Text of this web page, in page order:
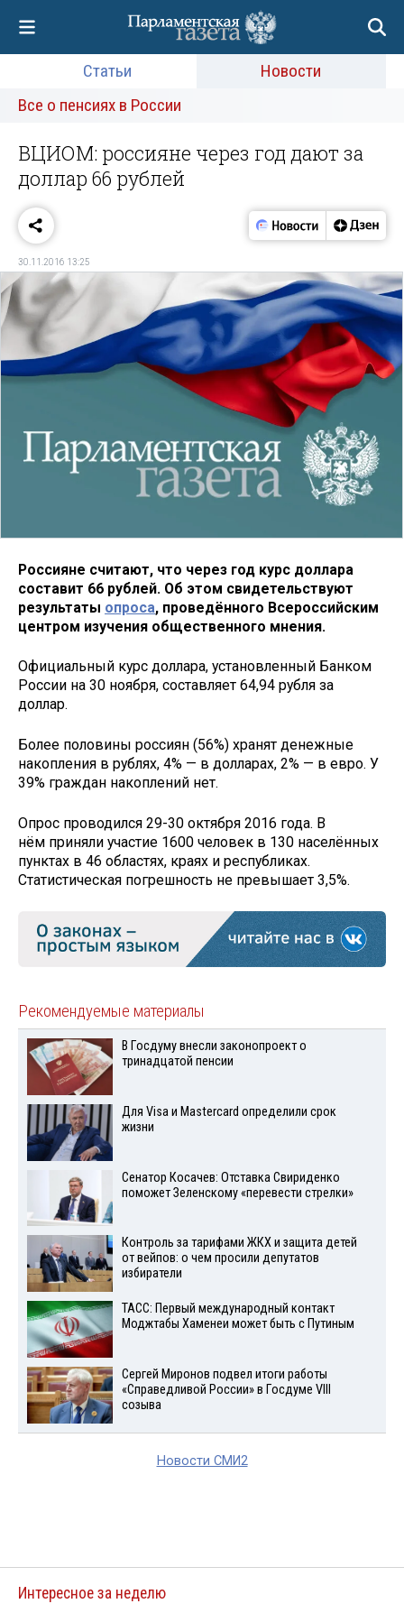
Статьи
Новости
Все о пенсиях в России
ВЦИОМ: россияне через год дают за
доллар 66 рублей
30.11.2016 13:25
Россияне считают, что через год курс доллара
составит 66 рублей. Об этом свидетельствуют
результаты опроса, проведённого Всероссийским
центром изучения общественного мнения.
Официальный курс доллара, установленный Банком
России на 30 ноября, составляет 64,94 рубля за
доллар.
Более половины россиян (56%) хранят денежные
накопления в рублях, 4% — в долларах, 2% — в евро. У
39% граждан накоплений нет.
Опрос проводился 29-30 октября 2016 года. В
нём приняли участие 1600 человек в 130 населённых
пунктах в 46 областях, краях и республиках.
Статистическая погрешность не превышает 3,5%.
Рекомендуемые материалы
В Госдуму внесли законопроект о
тринадцатой пенсии
Для Visа и Mastercard определили срок
жизни
Сенатор Косачев: Отставка Свириденко
поможет Зеленскому «перевести стрелки»
Контроль за тарифами ЖКХ и защита детей
от вейпов: о чем просили депутатов
избиратели
ТАСС: Первый международный контакт
Моджтабы Хаменеи может быть с Путиным
Сергей Миронов подвел итоги работы
«Справедливой России» в Госдуме VIII
созыва
Новости СМИ2
Интересное за неделю